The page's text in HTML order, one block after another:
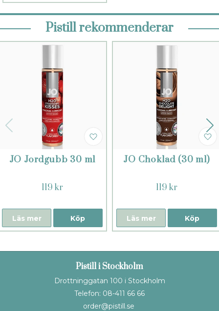
Pistill rekommenderar
JO Jordgubb 30 ml
119 kr
Köp
Läs mer
JO Choklad (30 ml)
119 kr
Köp
Läs mer
Pistill i Stockholm
Drottninggatan 100 i Stockholm
Telefon: 08-411 66 66
order@pistill.se